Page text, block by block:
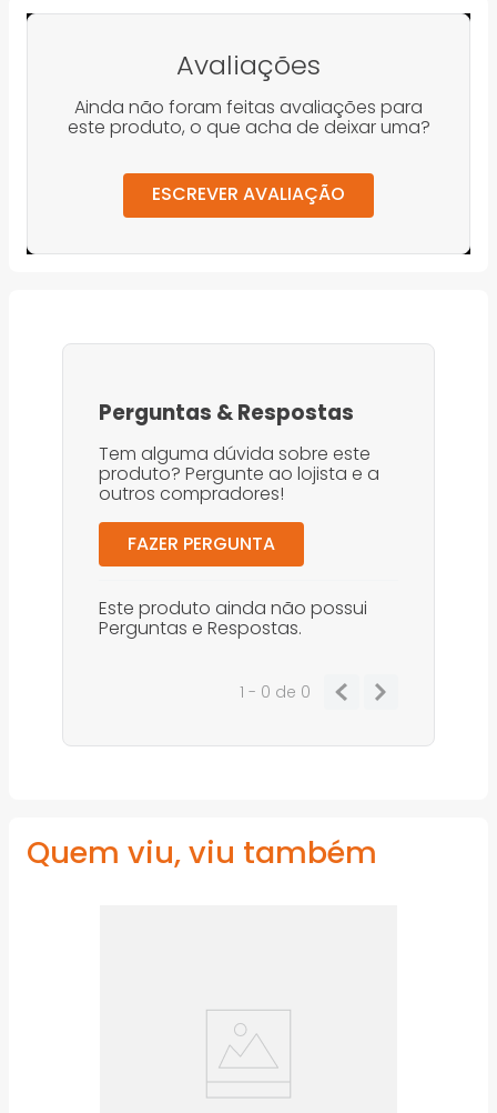
Avaliações
Ainda não foram feitas avaliações para
este produto, o que acha de deixar uma?
ESCREVER AVALIAÇÃO
Perguntas &Respostas
Tem alguma dúvida sobre este
produto? Pergunte ao lojista e a
outros compradores!
FAZER PERGUNTA
Este produto ainda não possui
Perguntas e Respostas.
1 - 0 de 0
Quem viu, viu também